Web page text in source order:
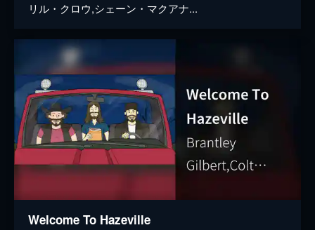
リル・クロウ,シェーン・マクアナ...
Welcome To Hazeville